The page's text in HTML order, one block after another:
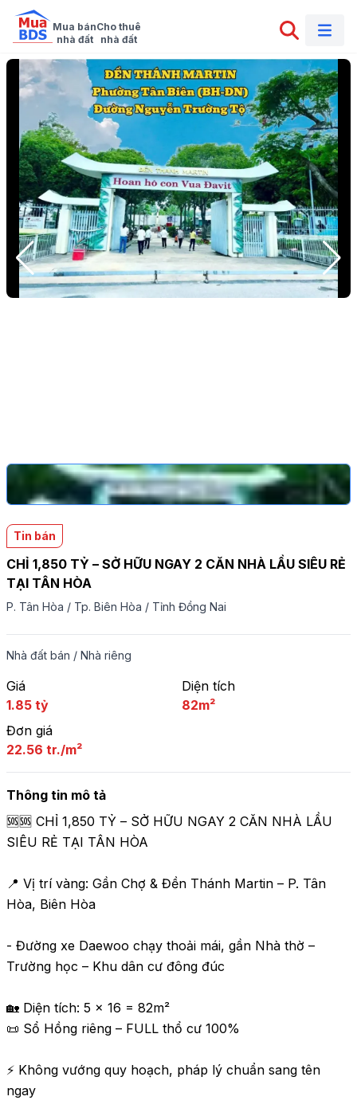
Mua bán
nhà đất
Cho thuê
nhà đất
Tin bán
CHỈ 1,850 TỶ – SỞ HỮU NGAY 2 CĂN NHÀ LẦU SIÊU RẺ
TẠI TÂN HÒA
P. Tân Hòa / Tp. Biên Hòa / Tỉnh Đồng Nai
Nhà đất bán / Nhà riêng
Giá
1.85 tỷ
Diện tích
82m²
Đơn giá
22.56 tr./m²
Thông tin mô tả
🆘🆘 CHỈ 1,850 TỶ – SỞ HỮU NGAY 2 CĂN NHÀ LẦU
SIÊU RẺ TẠI TÂN HÒA
📍 Vị trí vàng: Gần Chợ & Đền Thánh Martin – P. Tân
Hòa, Biên Hòa
- Đường xe Daewoo chạy thoải mái, gần Nhà thờ –
Trường học – Khu dân cư đông đúc
🏡 Diện tích: 5 x 16 = 82m²
📜 Sổ Hồng riêng – FULL thổ cư 100%
⚡ Không vướng quy hoạch, pháp lý chuẩn sang tên
ngay